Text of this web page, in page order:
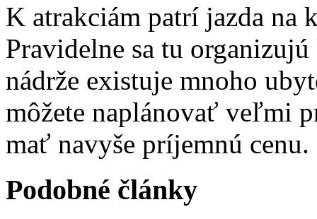
K atrakciám patrí jazda na
Pravidelne sa tu
nádrže existuje mnoho
môžete naplánovať veľmi
mať navyše príjemnú cenu.
Podobné články